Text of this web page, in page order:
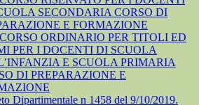
SECONDARIA CORSO DI
E FORMAZIONE
ORDINARIO PER TITOLI ED
PER I DOCENTI DI SCUOLA
E SCUOLA PRIMARIA
DI PREPARAZIONE E
Dipartimentale n 1458 del 9/10/2019.